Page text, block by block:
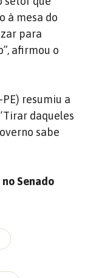
à mesa do
para
afirmou o
resumiu a
daqueles
sabe
no Senado